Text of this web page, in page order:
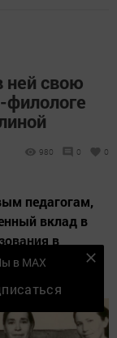
ней свою
980 0 0
педагогам,
вклад в
в
в MAX